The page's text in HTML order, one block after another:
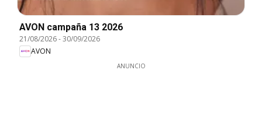
AVON campaña 13 2026
21/08/2026-30/09/2026
AVON
ANUNCIO